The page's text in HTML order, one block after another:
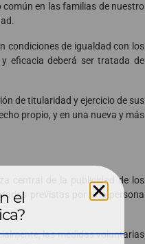
en las familias de nuestro
condiciones de igualdad con los
eficacia deberá ser tratada de
de titularidad y ejercicio de sus
propio, y en una nueva y más
central de la publicidad de los
previstas por una persona
las medidas voluntarias
el